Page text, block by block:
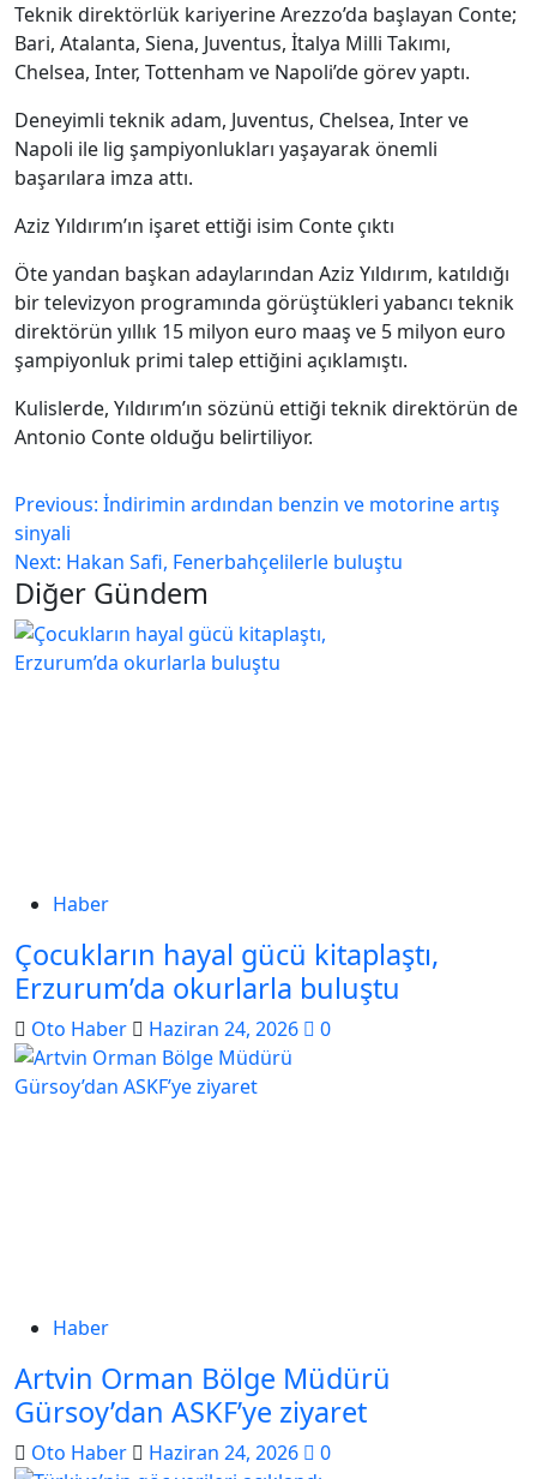
Teknik direktörlük kariyerine Arezzo’da başlayan Conte;
Bari, Atalanta, Siena, Juventus, İtalya Milli Takımı,
Chelsea, Inter, Tottenham ve Napoli’de görev yaptı.
Deneyimli teknik adam, Juventus, Chelsea, Inter ve
Napoli ile lig şampiyonlukları yaşayarak önemli
başarılara imza attı.
Aziz Yıldırım’ın işaret ettiği isim Conte çıktı
Öte yandan başkan adaylarından Aziz Yıldırım, katıldığı
bir televizyon programında görüştükleri yabancı teknik
direktörün yıllık 15 milyon euro maaş ve 5 milyon euro
şampiyonluk primi talep ettiğini açıklamıştı.
Kulislerde, Yıldırım’ın sözünü ettiği teknik direktörün de
Antonio Conte olduğu belirtiliyor.
Previous: İndirimin ardından benzin ve motorine artış
sinyali
Next: Hakan Safi, Fenerbahçelilerle buluştu
Diğer Gündem
Haber
Çocukların hayal gücü kitaplaştı,
Erzurum’da okurlarla buluştu
Oto Haber Haziran 24, 2026 0
Haber
Artvin Orman Bölge Müdürü
Gürsoy’dan ASKF’ye ziyaret
Oto Haber Haziran 24, 2026 0